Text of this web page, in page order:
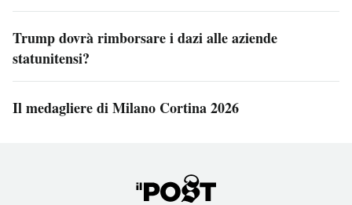
Trump dovrà rimborsare i dazi alle aziende
statunitensi?
Il medagliere di Milano Cortina 2026